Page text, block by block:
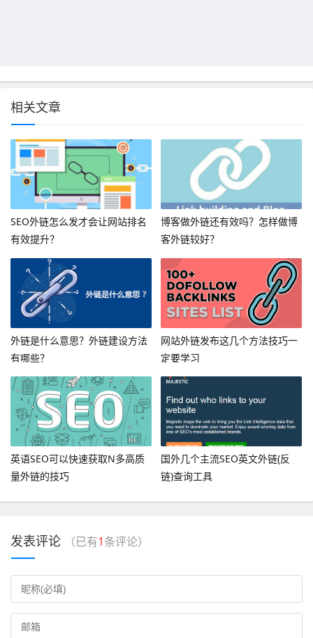
相关文章
SEO外链怎么发才会让网站排名
有效提升？
博客做外链还有效吗？怎样做博
客外链较好？
外链是什么意思？外链建设方法
有哪些？
网站外链发布这几个方法技巧一
定要学习
英语SEO可以快速获取N多高质
量外链的技巧
国外几个主流SEO英文外链(反
链)查询工具
发表评论 （已有1条评论）